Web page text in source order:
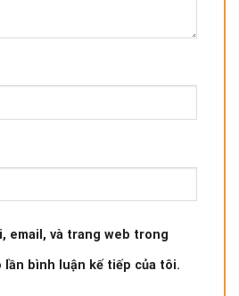
email, và trang web trong
bình luận kế tiếp của tôi.